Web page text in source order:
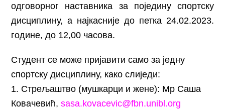
одговорног наставника за поједину спортску
дисциплину, а најкасније до петка 24.02.2023.
године, до 12,00 часова.
Студент се може пријавити само за једну
спортску дисциплину, како слиједи:
1. Стрељаштво (мушкарци и жене): Мр Саша
Ковачевић,sasa.kovacevic@fbn.unibl.org